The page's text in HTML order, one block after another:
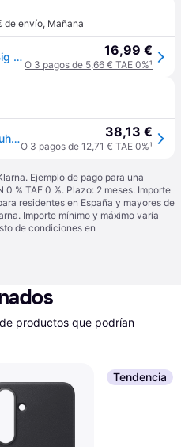
de envío, Mañana
Guess Guhcp16x4gmgpi 4g Big Logo Iphone 16 Pro Max 6.9´´ Phone Case Rosa 16,99 €
O 3 pagos de 5,66 € TAE 0%¹
Funda Rígida Marrón Guess Guhcp16x4gmgbr Para Iphone 16 Pro Max De 6,9" Con Logo Grande Y 4g. 38,13 €
O 3 pagos de 12,71 € TAE 0%¹
Ejemplo de pago para una
% TAE 0 %. Plazo: 2 meses. Importe
residentes en España y mayores de
Importe mínimo y máximo varía
de condiciones en
productos que podrían
Tendencia